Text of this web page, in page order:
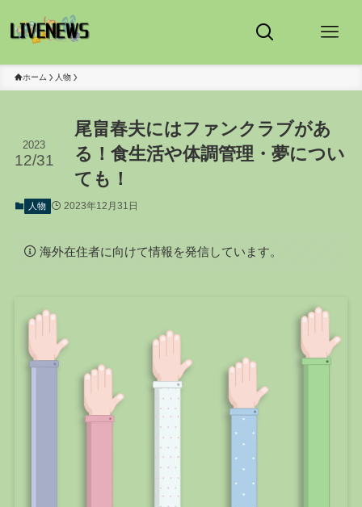
ホーム 人物
尾畠春夫にはファンクラブがあ
る！食生活や体調管理・夢につい
ても！
2023
12/31
人物 2023年12月31日
海外在住者に向けて情報を発信しています。